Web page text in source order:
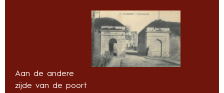
Aan de andere
zijde van de poort